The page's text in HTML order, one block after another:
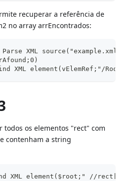
recuperar a referência de
no array arrEncontrados:
Parse XML source("example.xml")
XML element(vElemRef;"/Root/
todos os elementos "rect" com
contenham a string
XML element($root;" //